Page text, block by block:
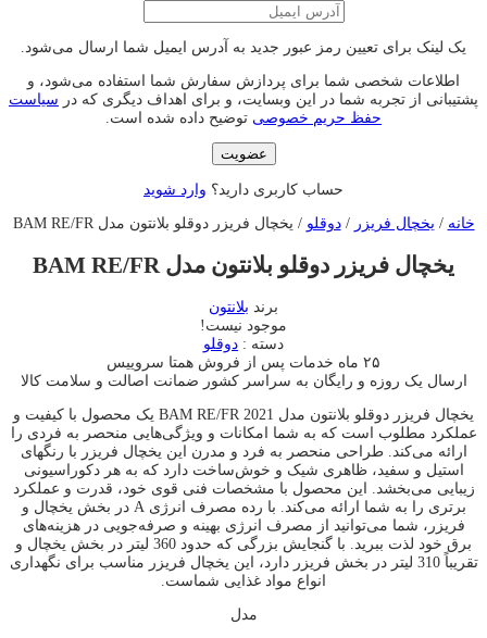
یک لینک برای تعیین رمز عبور جدید به آدرس ایمیل شما ارسال می‌شود.
اطلاعات شخصی شما برای پردازش سفارش شما استفاده می‌شود، و
پشتیبانی از تجربه شما در این وبسایت، و برای اهداف دیگری که در سیاست
حفظ حریم خصوصی توضیح داده شده است.
عضویت
حساب کاربری دارید؟ وارد شوید
خانه / یخچال فریزر /دوقلو / یخچال فريزر دوقلو بلانتون مدل BAM RE/FR
یخچال فريزر دوقلو بلانتون مدل BAM RE/FR
برند بلانتون
موجود نیست!
دسته : دوقلو
۲۵ ماه خدمات پس از فروش همتا سروییس
ارسال یک روزه و رایگان به سراسر کشور ضمانت اصالت و سلامت کالا
یخچال فريزر دوقلو بلانتون مدل BAM RE/FR 2021 یک محصول با کیفیت و
عملکرد مطلوب است که به شما امکانات و ویژگی‌هایی منحصر به فردی را
ارائه می‌کند. طراحی منحصر به فرد و مدرن این یخچال فریزر با رنگهای
استیل و سفید، ظاهری شیک و خوش‌ساخت دارد که به هر دکوراسیونی
زیبایی می‌بخشد. این محصول با مشخصات فنی قوی خود، قدرت و عملکرد
برتری را به شما ارائه می‌کند. با رده مصرف انرژی A در بخش یخچال و
فریزر، شما می‌توانید از مصرف انرژی بهینه و صرفه‌جویی در هزینه‌های
برق خود لذت ببرید. با گنجایش بزرگی که حدود 360 لیتر در بخش یخچال و
تقریباً 310 لیتر در بخش فریزر دارد، این یخچال فریزر مناسب برای نگهداری
انواع مواد غذایی شماست.
مدل